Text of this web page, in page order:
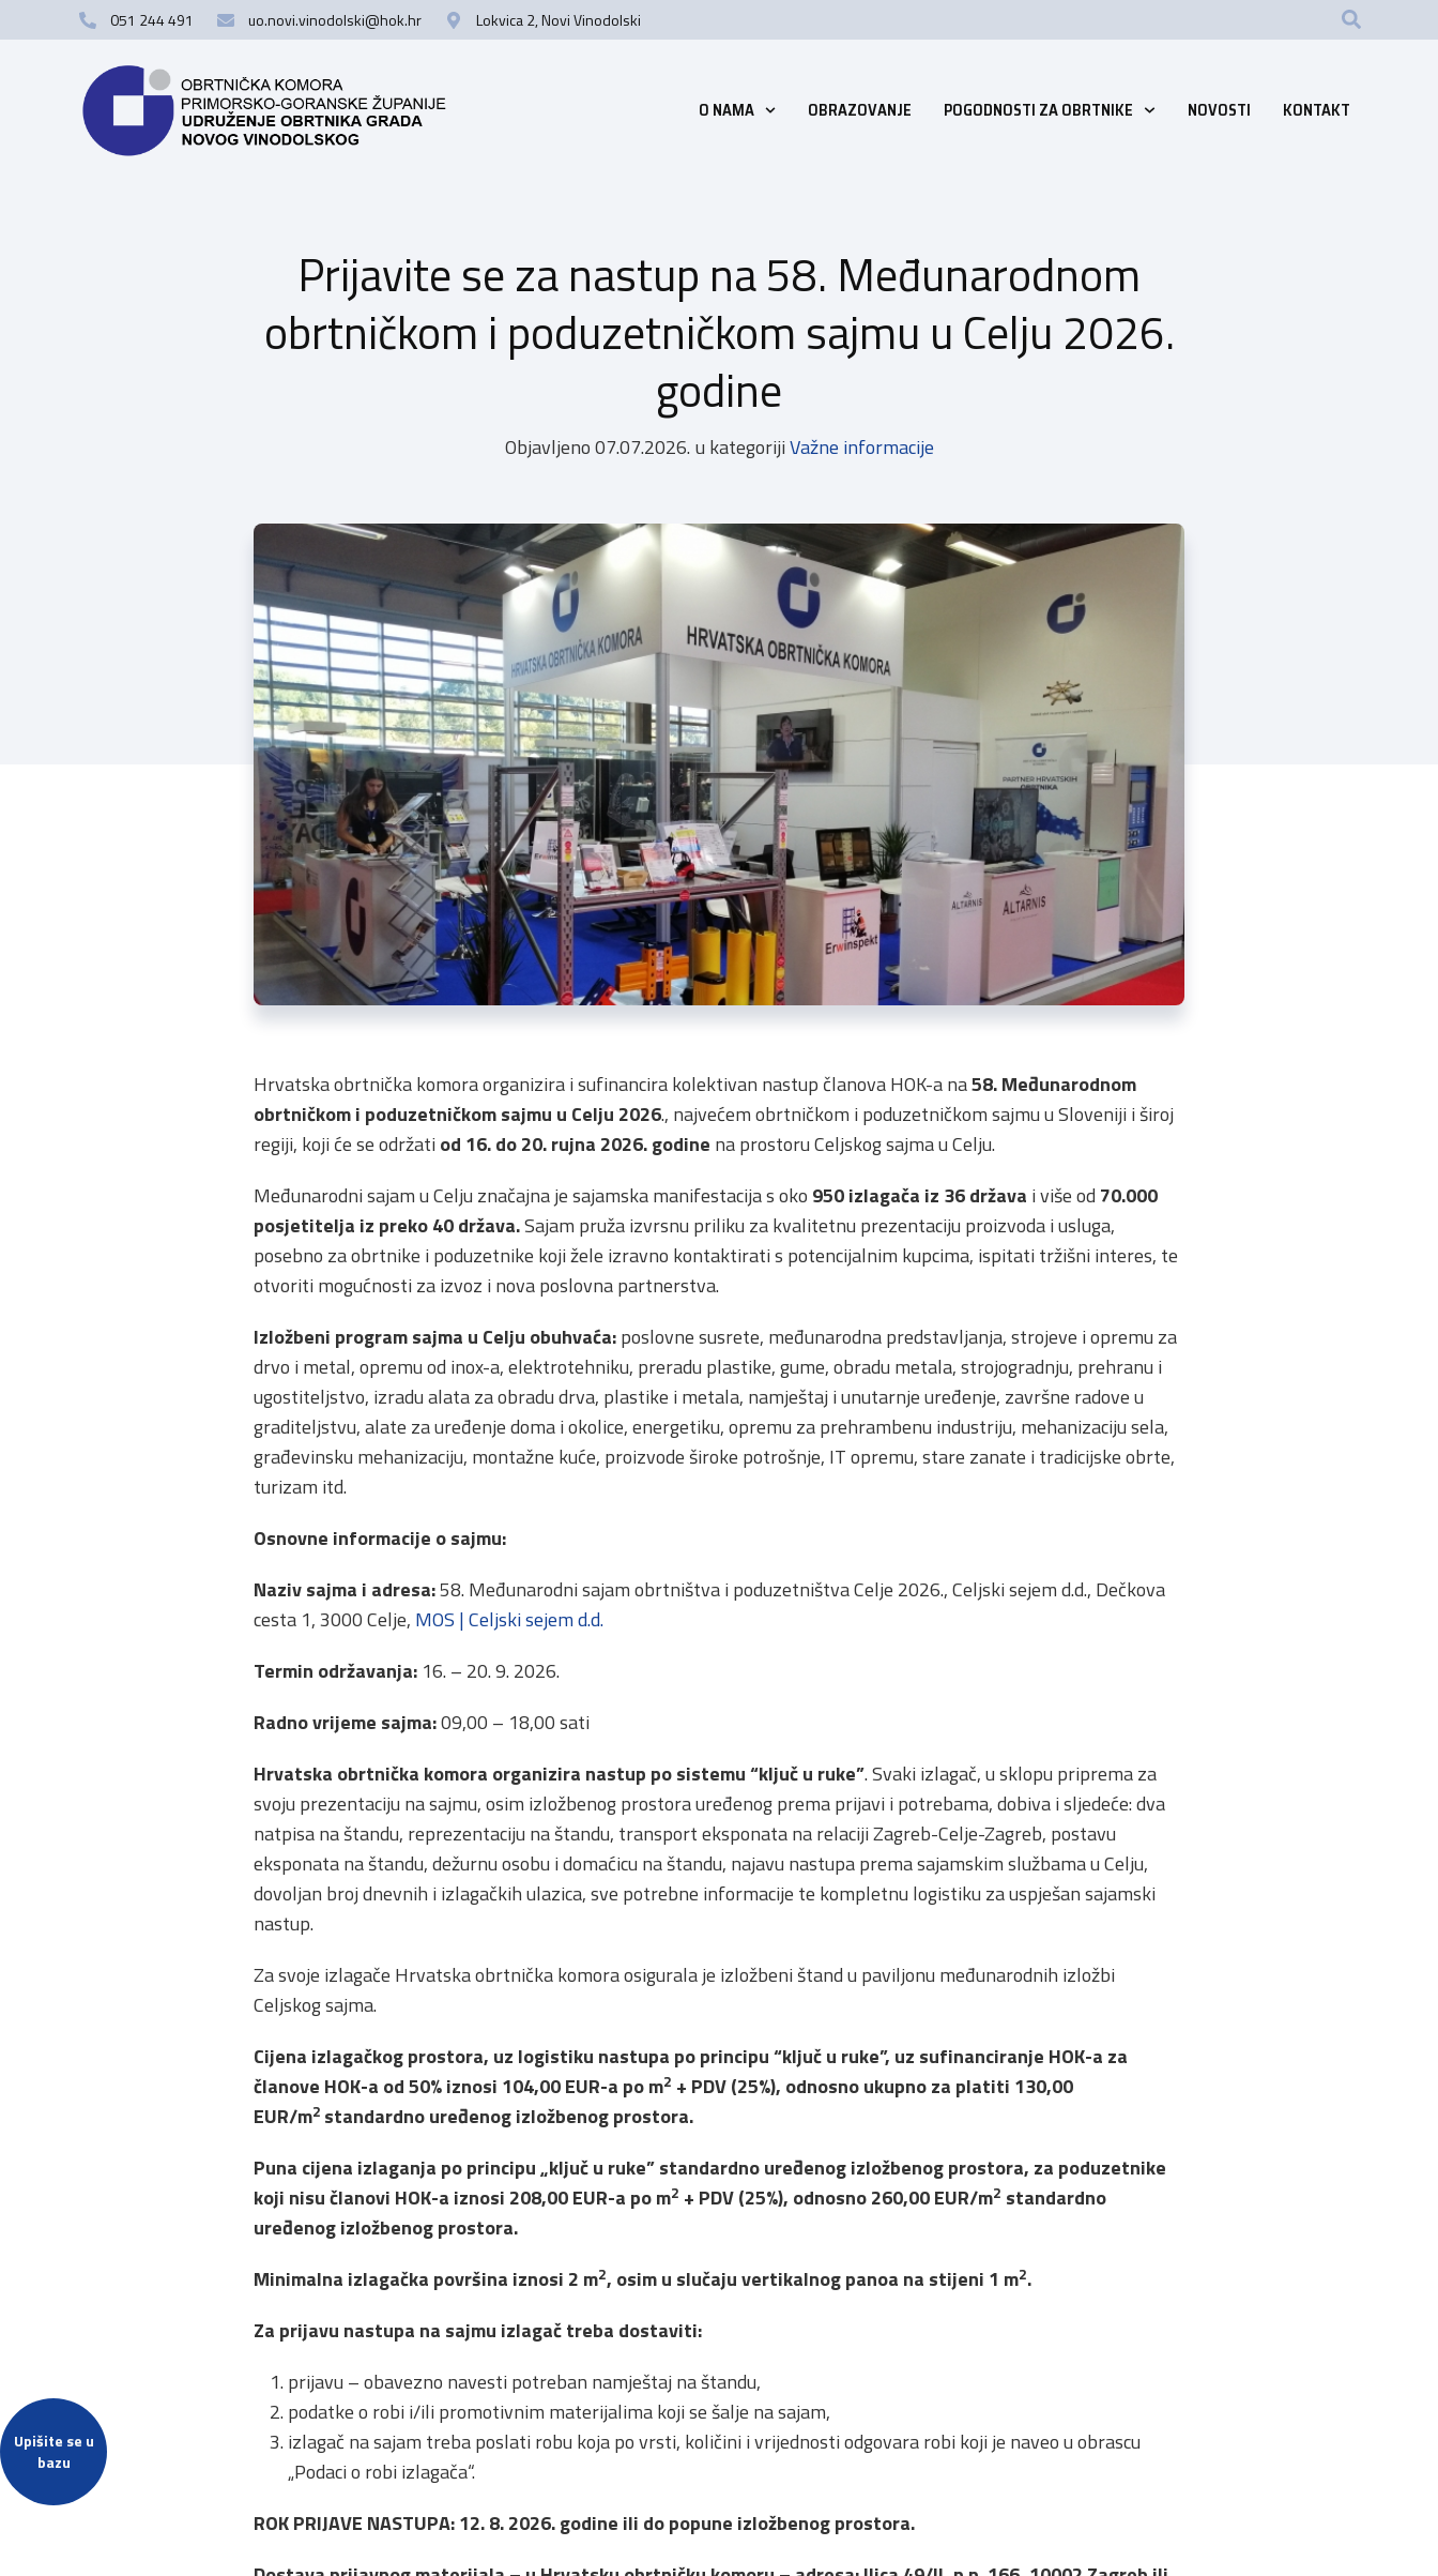
Upišite se u
bazu
051 244 491 uo.novi.vinodolski@hok.hr Lokvica 2, Novi Vinodolski
O NAMA OBRAZOVANJE POGODNOSTI ZA OBRTNIKE NOVOSTI KONTAKT
Prijavite se za nastup na 58. Međunarodnom
obrtničkom i poduzetničkom sajmu u Celju 2026.
godine
Objavljeno07.07.2026. u kategorijiVažne informacije
Hrvatska obrtnička komora organizira i sufinancira kolektivan nastup članova HOK-a na58. Međunarodnom
obrtničkom i poduzetničkom sajmu u Celju 2026., najvećem obrtničkom i poduzetničkom sajmu u Sloveniji i široj
regiji, koji će se održati od 16. do 20. rujna 2026. godine na prostoru Celjskog sajma u Celju.
Međunarodni sajam u Celju značajna je sajamska manifestacija s oko 950 izlagača iz 36 država i više od 70.000
posjetitelja iz preko 40 država.Sajam pruža izvrsnu priliku za kvalitetnu prezentaciju proizvoda i usluga,
posebno za obrtnike i poduzetnike koji žele izravno kontaktirati s potencijalnim kupcima, ispitati tržišni interes, te
otvoriti mogućnosti za izvoz i nova poslovna partnerstva.
Izložbeni program sajma u Celju obuhvaća:poslovne susrete, međunarodna predstavljanja, strojeve i opremu za
drvo i metal, opremu od inox-a, elektrotehniku, preradu plastike, gume, obradu metala, strojogradnju, prehranu i
ugostiteljstvo, izradu alata za obradu drva, plastike i metala, namještaj i unutarnje uređenje, završne radove u
graditeljstvu, alate za uređenje doma i okolice, energetiku, opremu za prehrambenu industriju, mehanizaciju sela,
građevinsku mehanizaciju, montažne kuće, proizvode široke potrošnje, IT opremu, stare zanate i tradicijske obrte,
turizam itd.
Osnovne informacije o sajmu:
Naziv sajma i adresa:58. Međunarodni sajam obrtništva i poduzetništva Celje 2026., Celjski sejem d.d., Dečkova
cesta 1, 3000 Celje, MOS | Celjski sejem d.d.
Termin održavanja: 16. – 20. 9. 2026.
Radno vrijeme sajma:09,00 – 18,00 sati
Hrvatska obrtnička komora organizira nastup po sistemu “ključ u ruke”. Svaki izlagač, u sklopu priprema za
svoju prezentaciju na sajmu, osim izložbenog prostora uređenog prema prijavi i potrebama, dobiva i sljedeće: dva
natpisa na štandu, reprezentaciju na štandu, transport eksponata na relaciji Zagreb-Celje-Zagreb, postavu
eksponata na štandu, dežurnu osobu i domaćicu na štandu, najavu nastupa prema sajamskim službama u Celju,
dovoljan broj dnevnih i izlagačkih ulazica, sve potrebne informacije te kompletnu logistiku za uspješan sajamski
nastup.
Za svoje izlagače Hrvatska obrtnička komora osigurala je izložbeni štand u paviljonu međunarodnih izložbi
Celjskog sajma.
Cijena izlagačkog prostora, uz logistiku nastupa po principu “ključ u ruke”, uz sufinanciranje HOK-a za
članove HOK-a od 50% iznosi 104,00 EUR-a po m2 + PDV (25%), odnosno ukupno za platiti 130,00
EUR/m2 standardno uređenog izložbenog prostora.
Puna cijena izlaganja po principu „ključ u ruke” standardno uređenog izložbenog prostora, za poduzetnike
koji nisu članovi HOK-a iznosi 208,00 EUR-a po m2 + PDV (25%), odnosno 260,00 EUR/m2 standardno
uređenog izložbenog prostora.
Minimalna izlagačka površina iznosi 2 m2, osim u slučaju vertikalnog panoa na stijeni 1 m2.
Za prijavu nastupa na sajmu izlagač treba dostaviti:
prijavu – obavezno navesti potreban namještaj na štandu,
podatke o robi i/ili promotivnim materijalima koji se šalje na sajam,
izlagač na sajam treba poslati robu koja po vrsti, količini i vrijednosti odgovara robi koji je naveo u obrascu
„Podaci o robi izlagača“.
ROK PRIJAVE NASTUPA: 12. 8. 2026. godine ili do popune izložbenog prostora.